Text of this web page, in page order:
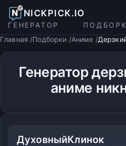
NICKPICK.IO
ГЕНЕРАТОР
Главная
Подборки Аниме
Генератор
аниме
ДуховныйКлинок